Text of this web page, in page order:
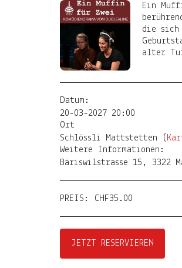
Ein
die sich
alter
Datum:
20-03-2027 20:00
Ort
Schlössli Mattstetten (
Weitere Informationen:
Bäriswilstrasse 15, 3322
PREIS: CHF35.00
JETZT RESERVIEREN